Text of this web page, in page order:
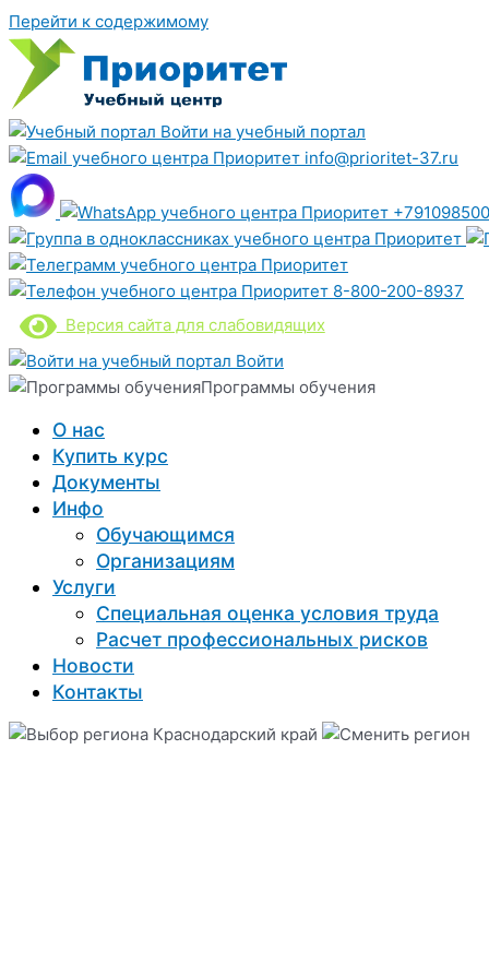
Перейти к содержимому
Войти на учебный портал
info@prioritet-37.ru
8-800-200-8937
Версия сайта для слабовидящих
Войти
Программы обучения
О нас
Купить курс
Документы
Инфо
Обучающимся
Организациям
Услуги
Специальная оценка условия труда
Расчет профессиональных рисков
Новости
Контакты
Краснодарский край